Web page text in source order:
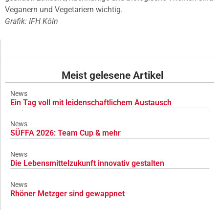
Veganern und Vegetariern wichtig.
Grafik: IFH Köln
Meist gelesene Artikel
News
Ein Tag voll mit leidenschaftlichem Austausch
News
SÜFFA 2026: Team Cup & mehr
News
Die Lebensmittelzukunft innovativ gestalten
News
Rhöner Metzger sind gewappnet